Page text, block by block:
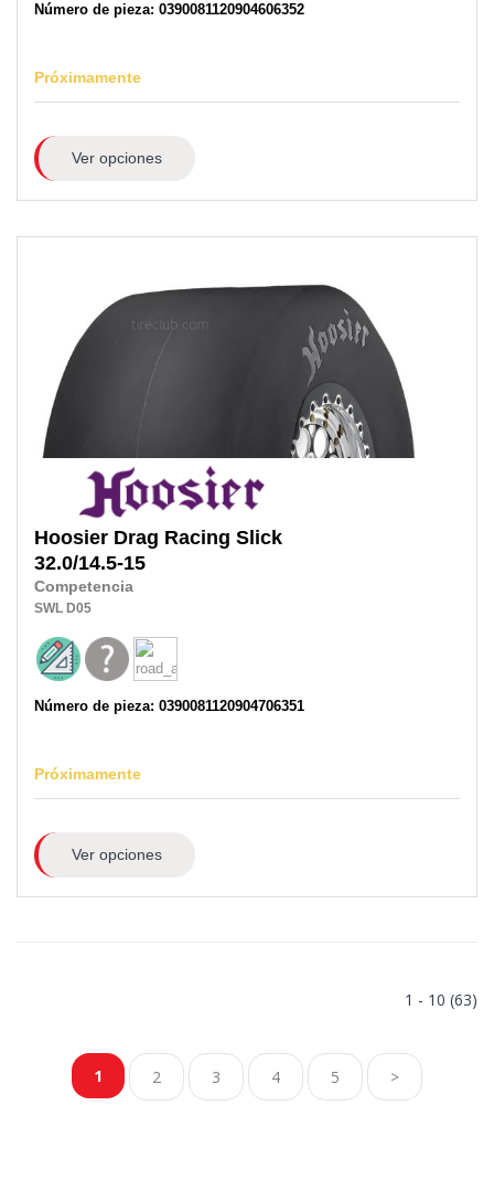
Número de pieza: 0390081120904606352
Próximamente
Ver opciones
Hoosier Drag Racing Slick
32.0/14.5-15
Competencia
SWL D05
Número de pieza: 0390081120904706351
Próximamente
Ver opciones
1 - 10 (63)
1 2 3 4 5 >